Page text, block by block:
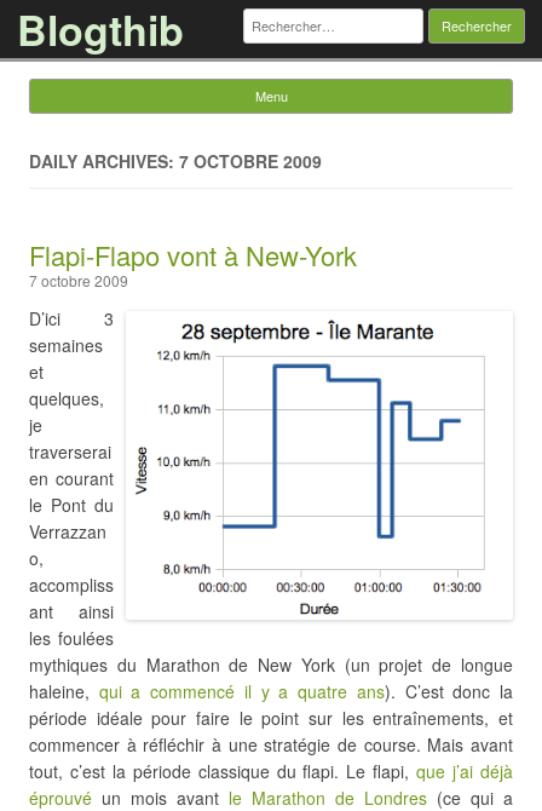
Blogthib Rechercher :
Menu
DAILY ARCHIVES: 7 OCTOBRE 2009
Flapi-Flapo vont à New-York
7 octobre 2009
D’ici 3
semaines
et
quelques,
je
traverserai
en courant
le Pont du
Verrazzan
o,
accompliss
ant ainsi
les foulées
mythiques du Marathon de New York (un projet de longue
haleine, qui a commencé il y a quatre ans). C’est donc la
période idéale pour faire le point sur les entraînements, et
commencer à réfléchir à une stratégie de course. Mais avant
tout, c’est la période classique du flapi. Le flapi,que j’ai déjà
éprouvé un mois avant le Marathon de Londres (ce qui a